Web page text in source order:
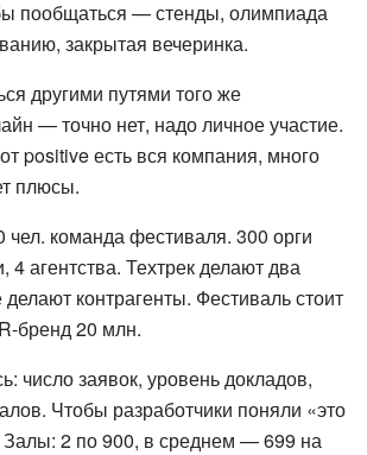
пообщаться — стенды, олимпиада
закрытая вечеринка.
другими путями того же
— точно нет, надо личное участие.
positive есть вся компания, много
плюсы.
чел. команда фестиваля. 300 орги
4 агентства. Техтрек делают два
контрагенты. Фестиваль стоит
бренд 20 млн.
число заявок, уровень докладов,
Чтобы разработчики поняли «это
2 по 900, в среднем — 699 на